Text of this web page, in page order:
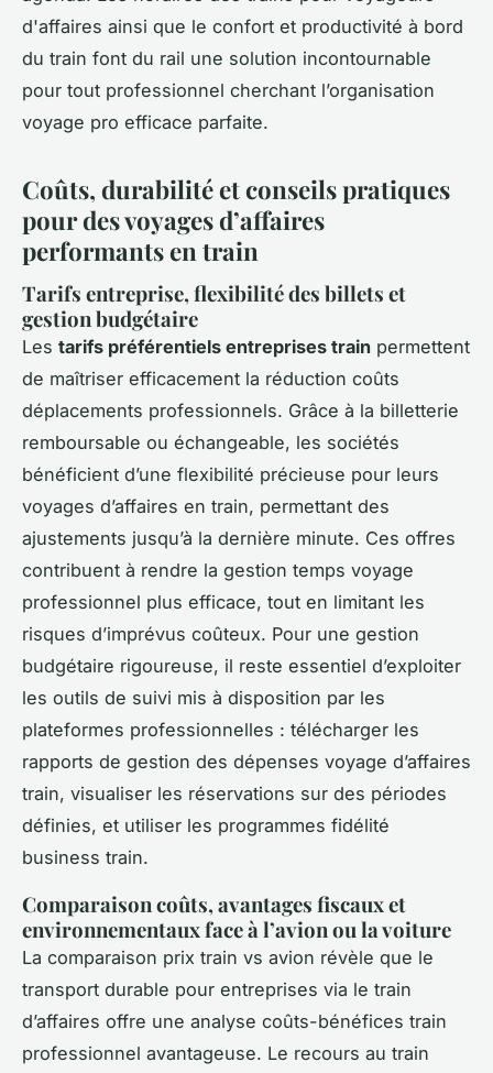
d'affaires ainsi que le confort et productivité à bord
du train font du rail une solution incontournable
pour tout professionnel cherchant l’organisation
voyage pro efficace parfaite.
Coûts, durabilité et conseils pratiques
pour des voyages d’affaires
performants en train
Tarifs entreprise, flexibilité des billets et
gestion budgétaire
Les tarifs préférentiels entreprises train permettent
de maîtriser efficacement la réduction coûts
déplacements professionnels. Grâce à la billetterie
remboursable ou échangeable, les sociétés
bénéficient d’une flexibilité précieuse pour leurs
voyages d’affaires en train, permettant des
ajustements jusqu’à la dernière minute. Ces offres
contribuent à rendre la gestion temps voyage
professionnel plus efficace, tout en limitant les
risques d’imprévus coûteux. Pour une gestion
budgétaire rigoureuse, il reste essentiel d’exploiter
les outils de suivi mis à disposition par les
plateformes professionnelles : télécharger les
rapports de gestion des dépenses voyage d’affaires
train, visualiser les réservations sur des périodes
définies, et utiliser les programmes fidélité
business train.
Comparaison coûts, avantages fiscaux et
environnementaux face à l’avion ou la voiture
La comparaison prix train vs avion révèle que le
transport durable pour entreprises via le train
d’affaires offre une analyse coûts-bénéfices train
professionnel avantageuse. Le recours au train